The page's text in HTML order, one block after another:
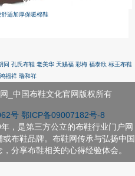
适加厚保暖棉鞋
同 孔氏布鞋 老美华 天赐福 彩梅 福泰欣 标王布鞋
鸿福祥 瑞和祥
_中国布鞋文化官网版权所有
号 鄂ICP备09007182号-8
，是第三方公立的布鞋行业门户网
布鞋品牌。布鞋网传承与弘扬中国
分享布鞋相关的心得经验体会。